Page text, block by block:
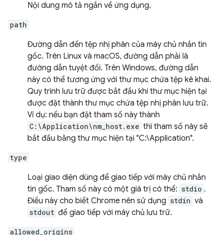
Nội dung mô tả ngắn về ứng dụng.
path
Đường dẫn đến tệp nhị phân của máy chủ nhắn tin
gốc. Trên Linux và macOS, đường dẫn phải là
đường dẫn tuyệt đối. Trên Windows, đường dẫn
này có thể tương ứng với thư mục chứa tệp kê khai.
Quy trình lưu trữ được bắt đầu khi thư mục hiện tại
được đặt thành thư mục chứa tệp nhị phân lưu trữ.
Ví dụ: nếu bạn đặt tham số này thành
C:\Application\nm_host.exe thì tham số này sẽ
bắt đầu bằng thư mục hiện tại "C:\Application".
type
Loại giao diện dùng để giao tiếp với máy chủ nhắn
tin gốc. Tham số này có một giá trị có thể: stdio .
Điều này cho biết Chrome nên sử dụng stdin và
stdout để giao tiếp với máy chủ lưu trữ.
allowed_origins